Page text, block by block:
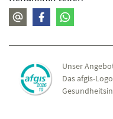
Unser
Das afgis-